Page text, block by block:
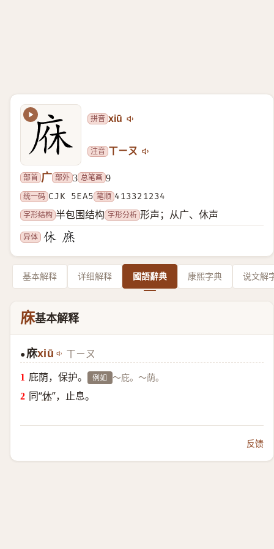
拼音 xiū
注音 ㄒㄧㄡ
部首 广 部外 3 总笔画 9
统一码 CJK 5EA5 笔顺 413321234
字形结构 半包围结构 字形分析 形声；从广、休声
异体
基本解释 详细解释 國語辭典 康熙字典 说文解
庥基本解释
●庥xiū ㄒㄧㄡ
庇荫，保护。 例如 ～庇。～荫。
同“休”，止息。
反馈